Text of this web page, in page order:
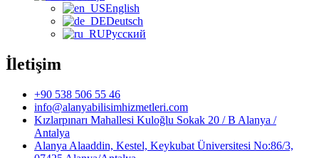
English
Deutsch
Русский
İletişim
+90 538 506 55 46
info@alanyabilisimhizmetleri.com
Kızlarpınarı Mahallesi Kuloğlu Sokak 20 / B Alanya /
Antalya
Alanya Alaaddin, Kestel, Keykubat Üniversitesi No:86/3,